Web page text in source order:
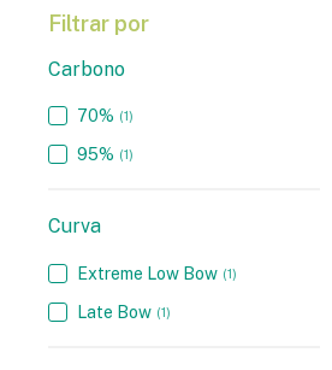
Filtrar por
Carbono
70% (1)
95% (1)
Curva
Extreme Low Bow (1)
Late Bow (1)